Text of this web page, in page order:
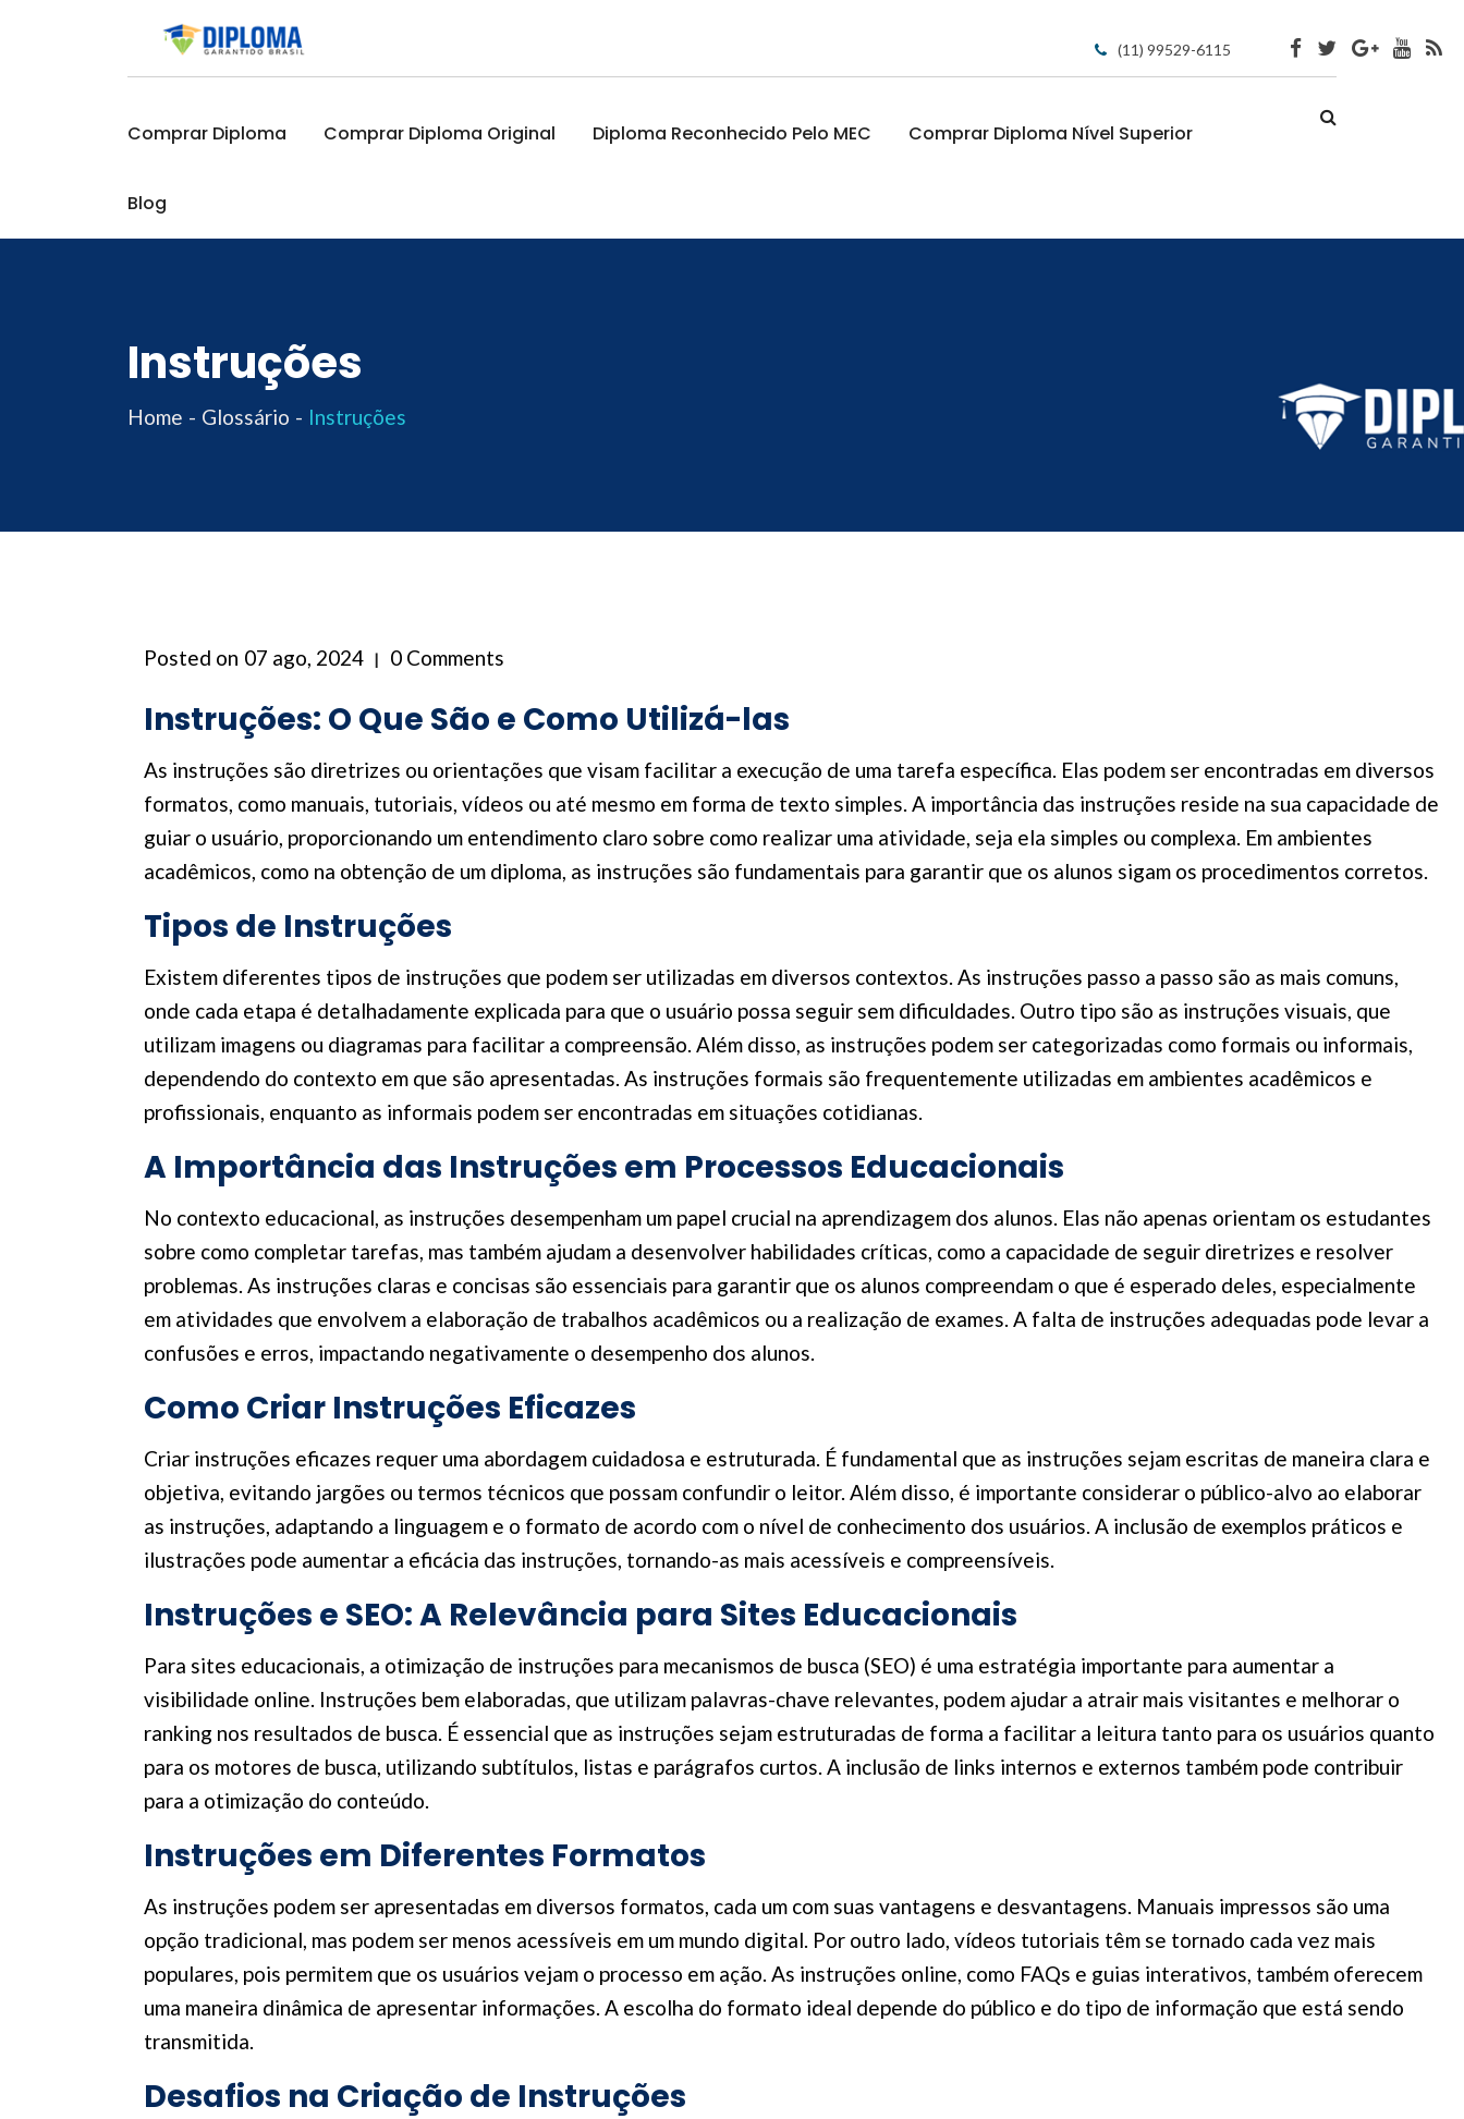
(11) 99529-6115
Comprar Diploma Comprar Diploma Original Diploma Reconhecido Pelo MEC Comprar Diploma Nível Superior
Blog
Instruções
Home Glossário Instruções
Posted on 07 ago, 2024 0 Comments
Instruções: O Que São e Como Utilizá-las
As instruções são diretrizes ou orientações que visam facilitar a execução de uma tarefa específica. Elas podem ser encontradas em diversos
formatos, como manuais, tutoriais, vídeos ou até mesmo em forma de texto simples. A importância das instruções reside na sua capacidade de
guiar o usuário, proporcionando um entendimento claro sobre como realizar uma atividade, seja ela simples ou complexa. Em ambientes
acadêmicos, como na obtenção de um diploma, as instruções são fundamentais para garantir que os alunos sigam os procedimentos corretos.
Tipos de Instruções
Existem diferentes tipos de instruções que podem ser utilizadas em diversos contextos. As instruções passo a passo são as mais comuns,
onde cada etapa é detalhadamente explicada para que o usuário possa seguir sem dificuldades. Outro tipo são as instruções visuais, que
utilizam imagens ou diagramas para facilitar a compreensão. Além disso, as instruções podem ser categorizadas como formais ou informais,
dependendo do contexto em que são apresentadas. As instruções formais são frequentemente utilizadas em ambientes acadêmicos e
profissionais, enquanto as informais podem ser encontradas em situações cotidianas.
A Importância das Instruções em Processos Educacionais
No contexto educacional, as instruções desempenham um papel crucial na aprendizagem dos alunos. Elas não apenas orientam os estudantes
sobre como completar tarefas, mas também ajudam a desenvolver habilidades críticas, como a capacidade de seguir diretrizes e resolver
problemas. As instruções claras e concisas são essenciais para garantir que os alunos compreendam o que é esperado deles, especialmente
em atividades que envolvem a elaboração de trabalhos acadêmicos ou a realização de exames. A falta de instruções adequadas pode levar a
confusões e erros, impactando negativamente o desempenho dos alunos.
Como Criar Instruções Eficazes
Criar instruções eficazes requer uma abordagem cuidadosa e estruturada. É fundamental que as instruções sejam escritas de maneira clara e
objetiva, evitando jargões ou termos técnicos que possam confundir o leitor. Além disso, é importante considerar o público-alvo ao elaborar
as instruções, adaptando a linguagem e o formato de acordo com o nível de conhecimento dos usuários. A inclusão de exemplos práticos e
ilustrações pode aumentar a eficácia das instruções, tornando-as mais acessíveis e compreensíveis.
Instruções e SEO: A Relevância para Sites Educacionais
Para sites educacionais, a otimização de instruções para mecanismos de busca (SEO) é uma estratégia importante para aumentar a
visibilidade online. Instruções bem elaboradas, que utilizam palavras-chave relevantes, podem ajudar a atrair mais visitantes e melhorar o
ranking nos resultados de busca. É essencial que as instruções sejam estruturadas de forma a facilitar a leitura tanto para os usuários quanto
para os motores de busca, utilizando subtítulos, listas e parágrafos curtos. A inclusão de links internos e externos também pode contribuir
para a otimização do conteúdo.
Instruções em Diferentes Formatos
As instruções podem ser apresentadas em diversos formatos, cada um com suas vantagens e desvantagens. Manuais impressos são uma
opção tradicional, mas podem ser menos acessíveis em um mundo digital. Por outro lado, vídeos tutoriais têm se tornado cada vez mais
populares, pois permitem que os usuários vejam o processo em ação. As instruções online, como FAQs e guias interativos, também oferecem
uma maneira dinâmica de apresentar informações. A escolha do formato ideal depende do público e do tipo de informação que está sendo
transmitida.
Desafios na Criação de Instruções